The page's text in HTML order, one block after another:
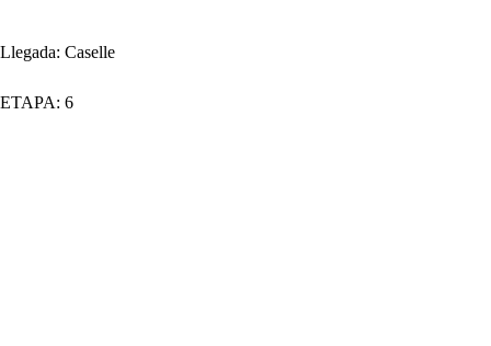
Llegada: Caselle
ETAPA: 6